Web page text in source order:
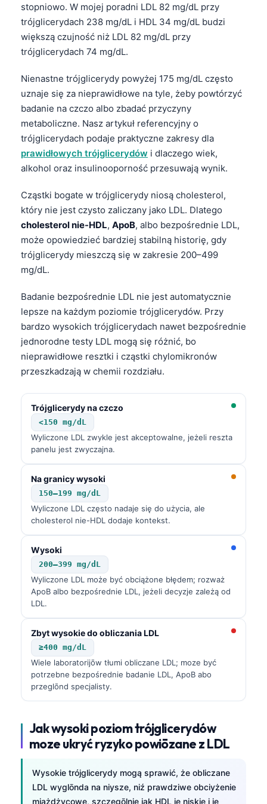
stopniowo. W mojej poradni LDL 82 mg/dL przy
trójglicerydach 238 mg/dL i HDL 34 mg/dL budzi
większą czujność niż LDL 82 mg/dL przy
trójglicerydach 74 mg/dL.
Nienastne trójglicerydy powyżej 175 mg/dL często
uznaje się za nieprawidłowe na tyle, żeby powtórzyć
badanie na czczo albo zbadać przyczyny
metaboliczne. Nasz artykuł referencyjny o
trójglicerydach podaje praktyczne zakresy dla
prawidłowych trójglicerydów i dlaczego wiek,
alkohol oraz insulinooporność przesuwają wynik.
Cząstki bogate w trójglicerydy niosą cholesterol,
który nie jest czysto zaliczany jako LDL. Dlatego
cholesterol nie-HDL, ApoB, albo bezpośrednie LDL,
może opowiedzieć bardziej stabilną historię, gdy
trójglicerydy mieszczą się w zakresie 200–499
mg/dL.
Badanie bezpośrednie LDL nie jest automatycznie
lepsze na każdym poziomie trójglicerydów. Przy
bardzo wysokich trójglicerydach nawet bezpośrednie
jednorodne testy LDL mogą się różnić, bo
nieprawidłowe resztki i cząstki chylomikronów
przeszkadzają w chemii rozdziału.
Trójglicerydy na czczo
<150 mg/dL
Wyliczone LDL zwykle jest akceptowalne, jeżeli reszta
panelu jest zwyczajna.
Na granicy wysoki
150–199 mg/dL
Wyliczone LDL często nadaje się do użycia, ale
cholesterol nie-HDL dodaje kontekst.
Wysoki
200–399 mg/dL
Wyliczone LDL może być obciążone błędem; rozważ
ApoB albo bezpośrednie LDL, jeżeli decyzje zależą od
LDL.
Zbyt wysokie do obliczania LDL
≥400 mg/dL
Wiele laboratorijōw tłumi obliczane LDL; moze być
potrzebne bezpośrednie badanie LDL, ApoB abo
przeglōnd specjalisty.
Jak wysoki poziom trójglicerydów
moze ukryć ryzyko powiōzane z LDL
Wysokie trójglicerydy mogą sprawić, że obliczane
LDL wyglōnda na niysze, niź prawdziwe obciyżenie
miażdżycowe, szczegōlnie jak HDL je niskie i je